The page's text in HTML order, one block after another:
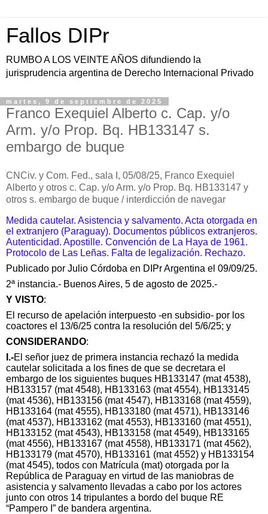
Fallos DIPr
RUMBO A LOS VEINTE AÑOS difundiendo la
jurisprudencia argentina de Derecho Internacional Privado
martes, 9 de septiembre de 2025
Franco Exequiel Alberto c. Cap. y/o
Arm. y/o Prop. Bq. HB133147 s.
embargo de buque
CNCiv. y Com. Fed., sala I, 05/08/25, Franco Exequiel
Alberto y otros c. Cap. y/o Arm. y/o Prop. Bq. HB133147 y
otros s. embargo de buque / interdicción de navegar
Medida cautelar. Asistencia y salvamento. Acta otorgada en
el extranjero (Paraguay). Documentos públicos extranjeros.
Autenticidad. Apostille. Convención de La Haya de 1961.
Protocolo de Las Leñas. Falta de legalización. Rechazo.
Publicado por Julio Córdoba en DIPr Argentina el 09/09/25.
2ª instancia.- Buenos Aires, 5 de agosto de 2025.-
Y VISTO:
El recurso de apelación interpuesto -en subsidio- por los
coactores el 13/6/25 contra la resolución del 5/6/25; y
CONSIDERANDO:
I.-El señor juez de primera instancia rechazó la medida
cautelar solicitada a los fines de que se decretara el
embargo de los siguientes buques HB133147 (mat 4538),
HB133157 (mat 4548), HB133163 (mat 4554), HB133145
(mat 4536), HB133156 (mat 4547), HB133168 (mat 4559),
HB133164 (mat 4555), HB133180 (mat 4571), HB133146
(mat 4537), HB133162 (mat 4553), HB133160 (mat 4551),
HB133152 (mat 4543), HB133158 (mat 4549), HB133165
(mat 4556), HB133167 (mat 4558), HB133171 (mat 4562),
HB133179 (mat 4570), HB133161 (mat 4552) y HB133154
(mat 4545), todos con Matrícula (mat) otorgada por la
República de Paraguay en virtud de las maniobras de
asistencia y salvamento llevadas a cabo por los actores
junto con otros 14 tripulantes a bordo del buque RE
“Pampero I” de bandera argentina.